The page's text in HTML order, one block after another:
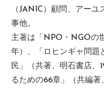
（JANIC）顧問、アー
事他。
主著は「NPO・NGOの
年）、「ロヒンギャ問題
民」（共著、明石書店、
るための66章」（共編著